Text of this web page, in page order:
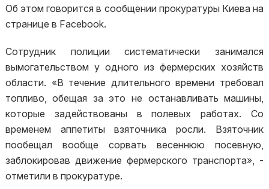
Об этом говорится в сообщении прокуратуры Киева на
странице в Facebook.
Сотрудник полиции систематически занимался
вымогательством у одного из фермерских хозяйств
области. «В течение длительного времени требовал
топливо, обещая за это не останавливать машины,
которые задействованы в полевых работах. Со
временем аппетиты взяточника росли. Взяточник
пообещал вообще сорвать весеннюю посевную,
заблокировав движение фермерского транспорта», -
отметили в прокуратуре.